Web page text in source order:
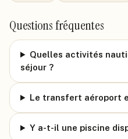
Questions fréquentes
Quelles activités
séjour ?
Le transfert aéroport
Y a-t-il une piscine